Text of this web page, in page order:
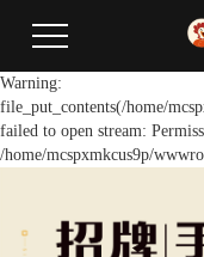
Warning:
file_put_contents(/home/
failed to open stream:
/home/mcspxmkcus9p/